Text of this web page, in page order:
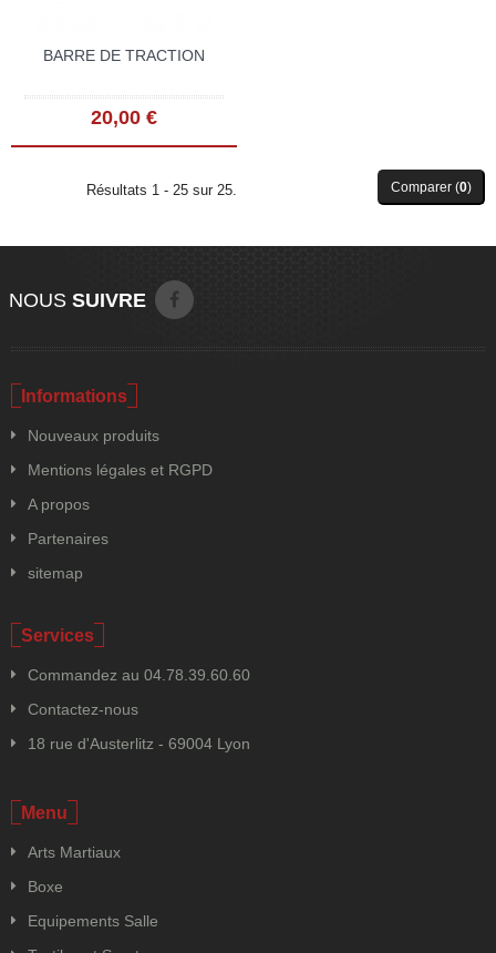
BARRE DE TRACTION
20,00 €
Résultats 1 - 25 sur 25. Comparer (0)
SUIVRE
NOUS
Informations
Nouveaux produits
Mentions légales et RGPD
A propos
Partenaires
sitemap
Services
Commandez au 04.78.39.60.60
Contactez-nous
18 rue d'Austerlitz - 69004 Lyon
Menu
Arts Martiaux
Boxe
Equipements Salle